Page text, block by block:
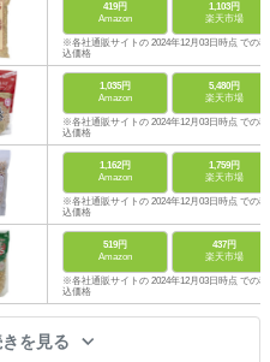
419円
Amazon
1,103円
楽天市場
※各社通販サイトの 2024年12月03日時点 での税
込価格
1,035円
Amazon
5,480円
楽天市場
※各社通販サイトの 2024年12月03日時点 での税
込価格
1,162円
Amazon
1,759円
楽天市場
※各社通販サイトの 2024年12月03日時点 での税
込価格
519円
Amazon
437円
楽天市場
※各社通販サイトの 2024年12月03日時点 での税
込価格
を見る